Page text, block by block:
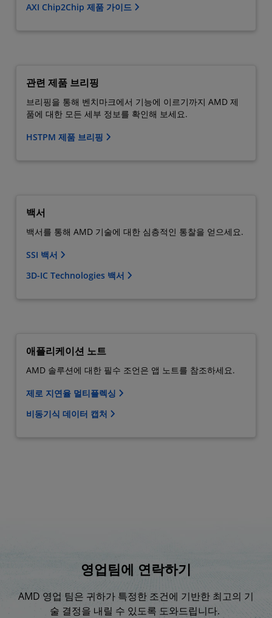
AXI Chip2Chip 제품 가이드
관련 제품 브리핑
브리핑을 통해 벤치마크에서 기능에 이르기까지 AMD 제
품에 대한 모든 세부 정보를 확인해 보세요.
HSTPM 제품 브리핑
백서
백서를 통해 AMD 기술에 대한 심층적인 통찰을 얻으세요.
SSI 백서
3D-IC Technologies 백서
애플리케이션 노트
AMD 솔루션에 대한 필수 조언은 앱 노트를 참조하세요.
제로 지연율 멀티플렉싱
비동기식 데이터 캡처
영업팀에 연락하기
AMD 영업 팀은 귀하가 특정한 조건에 기반한 최고의 기
술 결정을 내릴 수 있도록 도와드립니다.